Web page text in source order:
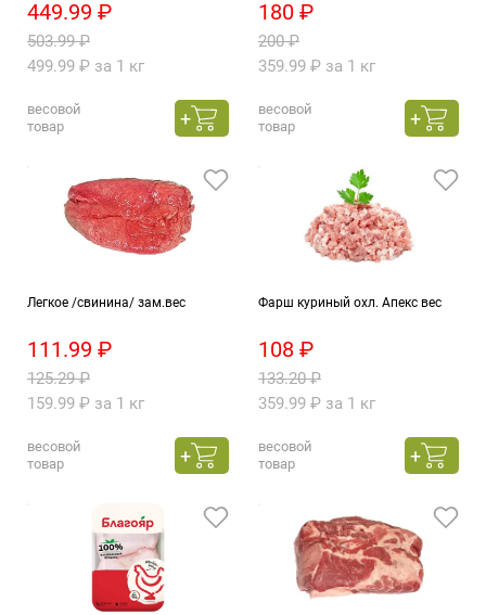
449.99 ₽
503.99 ₽
499.99 ₽ за 1 кг
весовой
товар
180 ₽
200 ₽
359.99 ₽ за 1 кг
весовой
товар
Легкое /свинина/ зам.вес
111.99 ₽
125.29 ₽
159.99 ₽ за 1 кг
весовой
товар
Фарш куриный охл. Апекс вес
108 ₽
133.20 ₽
359.99 ₽ за 1 кг
весовой
товар